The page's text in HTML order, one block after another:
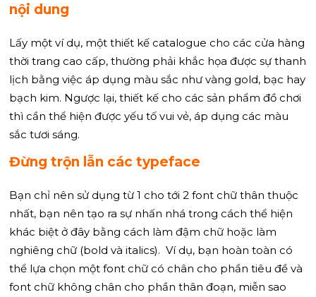
nội dung
Lấy một ví dụ, một thiết kế catalogue cho các cửa hàng
thời trang cao cấp, thường phải khắc họa được sự thanh
lịch bằng việc áp dụng màu sắc như vàng gold, bạc hay
bạch kim. Ngược lại, thiết kế cho các sản phẩm đồ chơi
thì cần thể hiện được yếu tố vui vẻ, áp dụng các màu
sắc tươi sáng.
Đừng trộn lẫn các typeface
Bạn chỉ nên sử dụng từ 1 cho tới 2 font chữ thân thuộc
nhất, bạn nên tạo ra sự nhấn nhá trong cách thể hiện
khác biệt ở đây bằng cách làm đậm chữ hoặc làm
nghiêng chữ (bold và italics). Ví dụ, bạn hoàn toàn có
thể lựa chọn một font chữ có chân cho phần tiêu đề và
font chữ không chân cho phần thân đoạn, miễn sao